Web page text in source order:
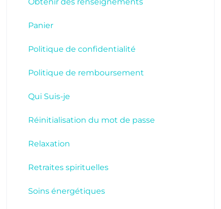
Panier
Politique de confidentialité
Politique de remboursement
Qui Suis-je
Réinitialisation du mot de passe
Relaxation
Retraites spirituelles
Soins énergétiques